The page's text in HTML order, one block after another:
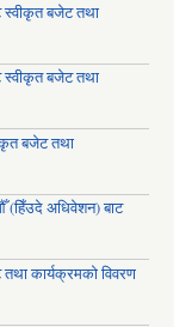
बजेट तथा
बजेट तथा
बजेट तथा
अधिवेशन) बाट
कार्यक्रमको विवरण